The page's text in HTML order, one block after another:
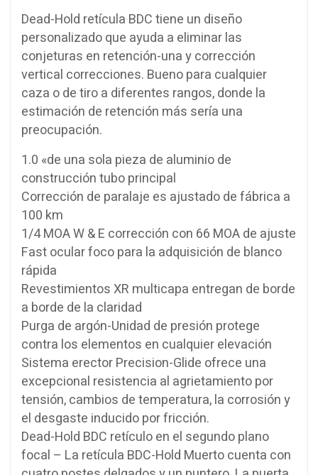
Dead-Hold retícula BDC tiene un diseño
personalizado que ayuda a eliminar las
conjeturas en retención-una y corrección
vertical correcciones. Bueno para cualquier
caza o de tiro a diferentes rangos, donde la
estimación de retención más sería una
preocupación.
1.0 «de una sola pieza de aluminio de
construcción tubo principal
Corrección de paralaje es ajustado de fábrica a
100 km
1/4 MOA W & E corrección con 66 MOA de ajuste
Fast ocular foco para la adquisición de blanco
rápida
Revestimientos XR multicapa entregan de borde
a borde de la claridad
Purga de argón-Unidad de presión protege
contra los elementos en cualquier elevación
Sistema erector Precision-Glide ofrece una
excepcional resistencia al agrietamiento por
tensión, cambios de temperatura, la corrosión y
el desgaste inducido por fricción.
Dead-Hold BDC retículo en el segundo plano
focal – La retícula BDC-Hold Muerto cuenta con